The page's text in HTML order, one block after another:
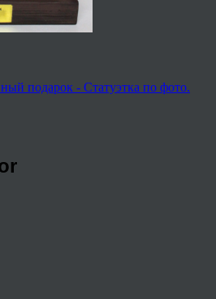
подарок - Статуэтка по фото.